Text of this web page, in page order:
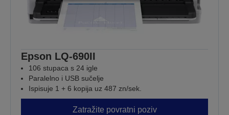
Epson LQ-690II
106 stupaca s 24 igle
Paralelno i USB sučelje
Ispisuje 1 + 6 kopija uz 487 zn/sek.
Zatražite povratni poziv